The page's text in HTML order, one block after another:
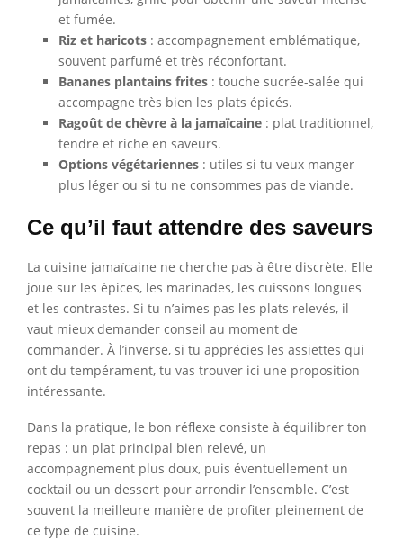
et fumée.
Riz et haricots : accompagnement emblématique,
souvent parfumé et très réconfortant.
Bananes plantains frites : touche sucrée-salée qui
accompagne très bien les plats épicés.
Ragoût de chèvre à la jamaïcaine : plat traditionnel,
tendre et riche en saveurs.
Options végétariennes : utiles si tu veux manger
plus léger ou si tu ne consommes pas de viande.
Ce qu’il faut attendre des saveurs
La cuisine jamaïcaine ne cherche pas à être discrète. Elle
joue sur les épices, les marinades, les cuissons longues
et les contrastes. Si tu n’aimes pas les plats relevés, il
vaut mieux demander conseil au moment de
commander. À l’inverse, si tu apprécies les assiettes qui
ont du tempérament, tu vas trouver ici une proposition
intéressante.
Dans la pratique, le bon réflexe consiste à équilibrer ton
repas : un plat principal bien relevé, un
accompagnement plus doux, puis éventuellement un
cocktail ou un dessert pour arrondir l’ensemble. C’est
souvent la meilleure manière de profiter pleinement de
ce type de cuisine.